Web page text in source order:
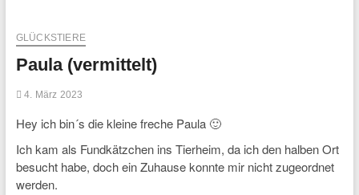
GLÜCKSTIERE
Paula (vermittelt)
4. März 2023
Hey ich bin´s die kleine freche Paula 🙂
Ich kam als Fundkätzchen ins Tierheim, da ich den halben Ort
besucht habe, doch ein Zuhause konnte mir nicht zugeordnet
werden.